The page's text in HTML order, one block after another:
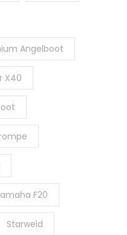
Angelboot
X40
F20
Starweld